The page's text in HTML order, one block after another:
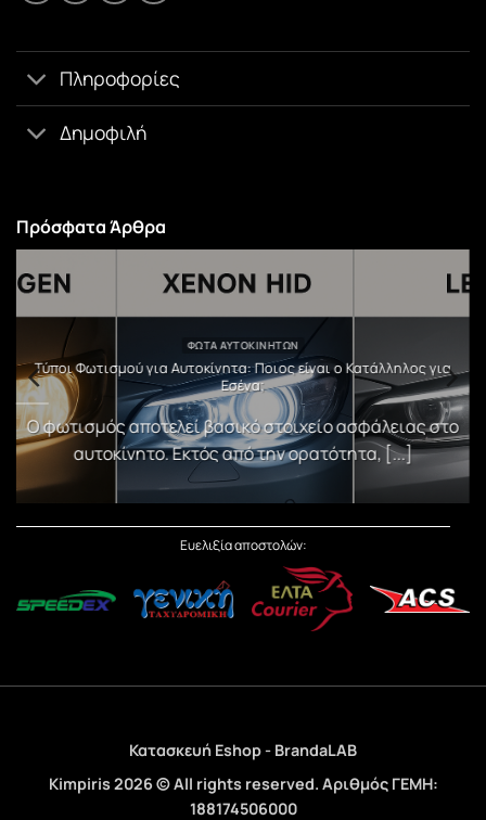
Πληροφορίες
Δημοφιλή
Πρόσφατα Άρθρα
ΦΏΤΑ ΑΥΤΟΚΙΝΉΤΩΝ
Τύποι Φωτισμού για Αυτοκίνητα: Ποιος είναι ο Κατάλληλος για
Εσένα;
Ο φωτισμός αποτελεί βασικό στοιχείο ασφάλειας στο
αυτοκίνητο. Εκτός από την ορατότητα, [...]
Ευελιξία αποστολών:
Κατασκευή Eshop - BrandaLAB
Kimpiris 2026 © All rights reserved. Αριθμός ΓΕΜΗ:
188174506000